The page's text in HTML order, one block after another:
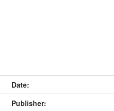
Date:
Publisher: